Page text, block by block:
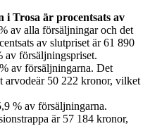
i Trosa är procentsats av
av alla försäljningar och det
av slutpriset är 61 890
av försäljningspriset.
% av försäljningarna. Det
arvodeär 50 222 kronor, vilket
% av försäljningarna.
är 57 184 kronor,